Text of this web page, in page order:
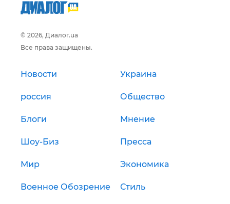
© 2026, Диалог.ua
Все права защищены.
Новости Украина
россия Общество
Блоги Мнение
Шоу-Биз Пресса
Мир Экономика
Военное Обозрение Стиль